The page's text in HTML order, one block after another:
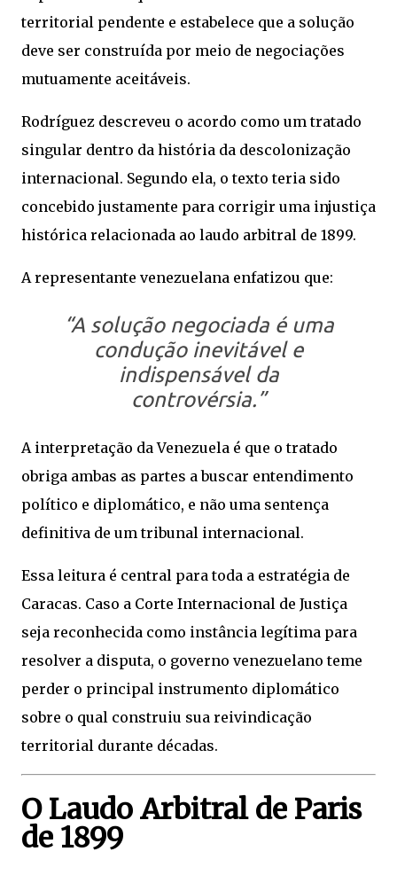
territorial pendente e estabelece que a solução
deve ser construída por meio de negociações
mutuamente aceitáveis.
Rodríguez descreveu o acordo como um tratado
singular dentro da história da descolonização
internacional. Segundo ela, o texto teria sido
concebido justamente para corrigir uma injustiça
histórica relacionada ao laudo arbitral de 1899.
A representante venezuelana enfatizou que:
“A solução negociada é uma
condução inevitável e
indispensável da
controvérsia.”
A interpretação da Venezuela é que o tratado
obriga ambas as partes a buscar entendimento
político e diplomático, e não uma sentença
definitiva de um tribunal internacional.
Essa leitura é central para toda a estratégia de
Caracas. Caso a Corte Internacional de Justiça
seja reconhecida como instância legítima para
resolver a disputa, o governo venezuelano teme
perder o principal instrumento diplomático
sobre o qual construiu sua reivindicação
territorial durante décadas.
O Laudo Arbitral de Paris
de 1899